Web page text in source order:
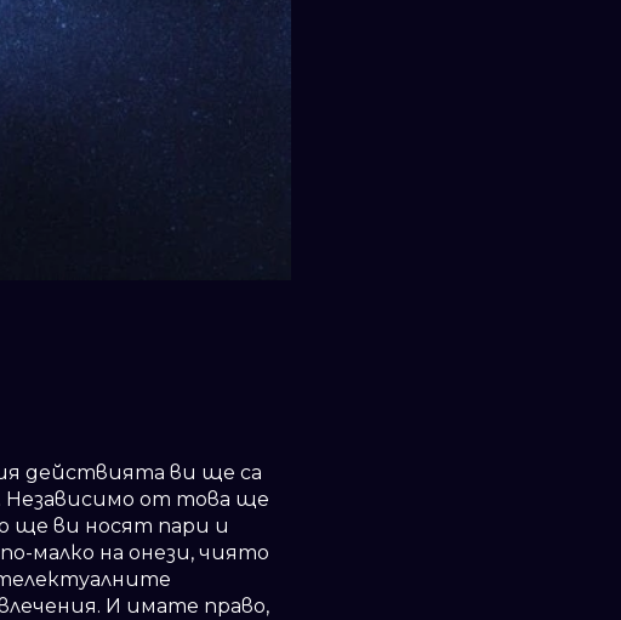
действията ви ще са
Независимо от това ще
ще ви носят пари и
малко на онези, чиято
И имате право,